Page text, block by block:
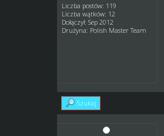
Liczba postów: 119
Liczba wątków: 12
Dołączył: Sep 2012
Drużyna: Polish Master Team
Szukaj